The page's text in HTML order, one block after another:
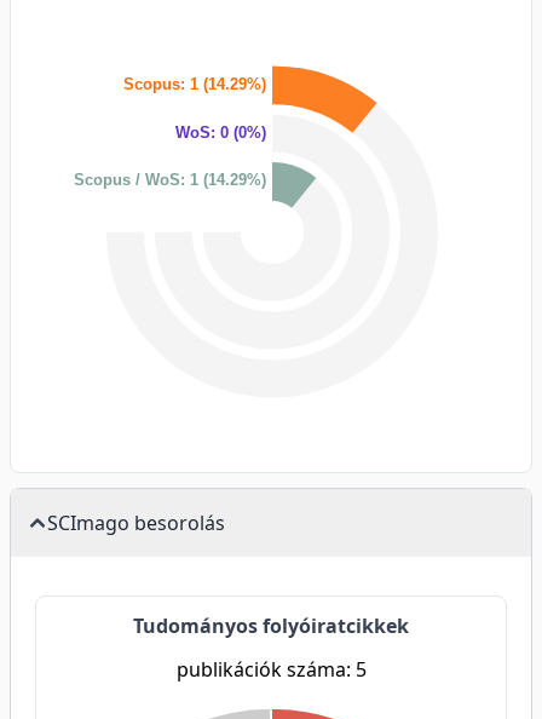
Scopus: 1 (14.29%)
WoS: 0 (0%)
Scopus / WoS: 1 (14.29%)
SCImago besorolás
Tudományos folyóiratcikkek
publikációk száma: 5